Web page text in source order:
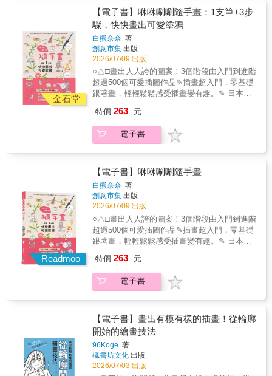
礎知識解說、簡單實用技巧到專業複合技法，
初學者也能輕鬆上手‧全書範例皆設定為四小
節，曲調則為C大調、A小調，好記又好懂，應
用超簡單‧音程度數、二五進行、分數和弦、反
轉和弦等解說活用，作編曲必備技巧一次掌握
【專業推薦】（依姓氏筆劃排列）許哲珮
Peggy 創作歌手/音樂製作人游政豪 金曲天后
御用創作人謝文德 迪士尼台灣中文版歌唱導
演 冊三《圖解流行‧搖滾 和弦進行》演出還看
譜，那就遜了喔！ 從記法╳找音法╳創作法，
樂曲優美流暢不可或缺的要素！理解和弦進行
的結構既能讓你很快地記譜，還能豐富演奏表
情。接著彈哪個音，這與和弦進行有關？音樂
憶方法、尋找方法、作曲方法」三大面向切
入，透過扼要解說，傳授給你：1.更快記住和
弦進行、2.更快回想起忘記的和弦、3.更有效率
地進行聽音記譜、4.沒樂譜照樣能彈和弦伴
奏、5.更了解作曲、6.編曲的訣竅想不看譜暢快
地彈奏、想了解和弦進行的基本概念、想自配
和弦？……立刻翻開本書現學即用。本書特色○
說明，示範樂器涵蓋吉他、貝斯、烏克麗麗、
鍵盤樂器○指板圖＋鍵盤圖＋樂譜＋示意圖，一
看就懂即掌握訣竅○徹底搞懂和弦進行的結構，
零樂理基礎也能舉一反三 書評「多虧了這本
奏了。看到最後才恍然大悟，原來不同樂器講
的其實是同一個概念！」「我只會一點樂理，
原本很模糊又容易忘記的知識，這次終於有種
能夠牢牢記住的感覺了。」
與和弦的關係、和弦如何編排、終止式種類與
用法、大調使用的和弦、小調的和弦規則
Chpater2 初級和弦方法和弦的判斷基準、和弦
音與非和弦音的搭配、最具代表的三種經典和
弦進行（循環和弦、逆循環和弦、帕海貝爾卡
農）、時髦的七和弦、名曲的和弦特徵
Chpater3 中級和弦方法用分數和弦做流暢低音
線、用大調的IIIm製造刺激感、在大調旋律中加
入傷感氛圍、活用調式音階、sus4和弦的有效
FiveChpater4 高級和弦方法增添爵士風味的方
法、在平淡樂句中添加「色彩」、製造活潑跳
躍的節奏、利用和弦進行創造「助奏」、更多
習本書73個音樂示範音檔，短時間內建立音樂
直覺和表達力，詮釋度大提升。本書特色涵蓋
流行音樂‧搖滾音樂作曲及樂器彈奏的音樂理論
先舉具體例子+音樂示範，再說明對應的音樂理
論，先實務再理論學習更好吸收以鍵盤、吉他
為例，搭配鍵盤圖+弦樂器圖解說，方便實際彈
奏練習正確又快速的「調‧音階‧和弦」推算方法
+記憶口訣，學會一輩子都受用日本書評「想搞
懂樂理卻不得其門而入看這本準沒錯！」「內
容深入淺出相當適合初學者閱讀。」
金石堂
【電子書】咻咻唰唰隨手畫：1支筆+3步
驟，快快畫出可愛塗鴉
白熊奈奈 著
創意市集 出版
2026/07/09 出版
○△□畫出人人誇的圖案！3個階段由入門到進階
超過500個可愛插圖作品✎插畫超入門，零基礎
跟著畫，輕輕鬆鬆感受插畫變有趣。✎ 日本
前50名。這本書的特點大部分插圖只要一支原
子筆就能讓你的作品獲得讚美！依照難度挑戰
看看，重點三個步驟完成插圖，簡單à一般à有
畫：1支筆+○△□畫出人人誇的圖案！》簡單入
手，讓沒有靈感的你或想嘗試畫插畫卻不知從
何下手的人，可以快速畫出圖案。輕鬆畫出各
種物件、角色與情境，只要跟着做，就能畫得
很有感覺，給剛入門接觸畫畫的人，享受繪畫
的樂趣！內容超過500張可愛上手的圖片可供模
擬，手把手的練習範例．還有作者創作心路歷
程及數位工具使用心得，這次通通分享給愛畫
畫的你！如果你是......✎想在日記本或筆記本上
的人……想畫更多插圖。✎幼教老師或與想陪
孩子們一起畫畫的家長。這本書超級適合你。
特價 263 元
電子書
Readmoo
【電子書】咻咻唰唰隨手畫
白熊奈奈 著
創意市集 出版
2026/07/09 出版
○△□畫出人人誇的圖案！3個階段由入門到進階
超過500個可愛插圖作品✎插畫超入門，零基礎
跟著畫，輕輕鬆鬆感受插畫變有趣。✎ 日本
前50名。這本書的特點大部分插圖只要一支原
子筆就能讓你的作品獲得讚美！依照難度挑戰
看看，重點三個步驟完成插圖，簡單à一般à有
畫：1支筆+○△□畫出人人誇的圖案！》簡單入
手，讓沒有靈感的你或想嘗試畫插畫卻不知從
何下手的人，可以快速畫出圖案。輕鬆畫出各
種物件、角色與情境，只要跟着做，就能畫得
很有感覺，給剛入門接觸畫畫的人，享受繪畫
的樂趣！內容超過500張可愛上手的圖片可供模
特價 263 元
電子書
【電子書】畫出有模有樣的插畫！從輪廓
開始的繪畫技法
96Koge 著
楓書坊文化 出版
2026/07/03 出版